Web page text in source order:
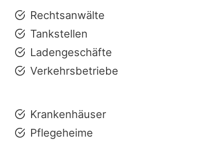
Rechtsanwälte
Tankstellen
Ladengeschäfte
Verkehrsbetriebe
Krankenhäuser
Pflegeheime